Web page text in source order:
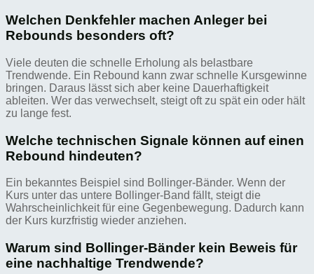
Welchen Denkfehler machen Anleger bei
Rebounds besonders oft?
Viele deuten die schnelle Erholung als belastbare
Trendwende. Ein Rebound kann zwar schnelle Kursgewinne
bringen. Daraus lässt sich aber keine Dauerhaftigkeit
ableiten. Wer das verwechselt, steigt oft zu spät ein oder hält
zu lange fest.
Welche technischen Signale können auf einen
Rebound hindeuten?
Ein bekanntes Beispiel sind Bollinger-Bänder. Wenn der
Kurs unter das untere Bollinger-Band fällt, steigt die
Wahrscheinlichkeit für eine Gegenbewegung. Dadurch kann
der Kurs kurzfristig wieder anziehen.
Warum sind Bollinger-Bänder kein Beweis für
eine nachhaltige Trendwende?